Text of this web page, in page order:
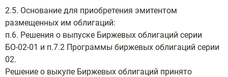
2.5. Основание для приобретения эмитентом
размещенных им облигаций:
п.6. Решения о выпуске Биржевых облигаций серии
БО-02-01 и п.7.2 Программы биржевых облигаций серии
02.
Решение о выкупе Биржевых облигаций принято